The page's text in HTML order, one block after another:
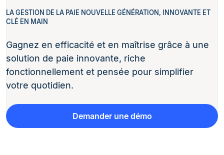
LA GESTION DE LA PAIE NOUVELLE GÉNÉRATION, INNOVANTE ET
CLÉ EN MAIN
Gagnez en efficacité et en maîtrise grâce à une
solution de paie innovante, riche
fonctionnellement et pensée pour simplifier
votre quotidien.
Demander une démo